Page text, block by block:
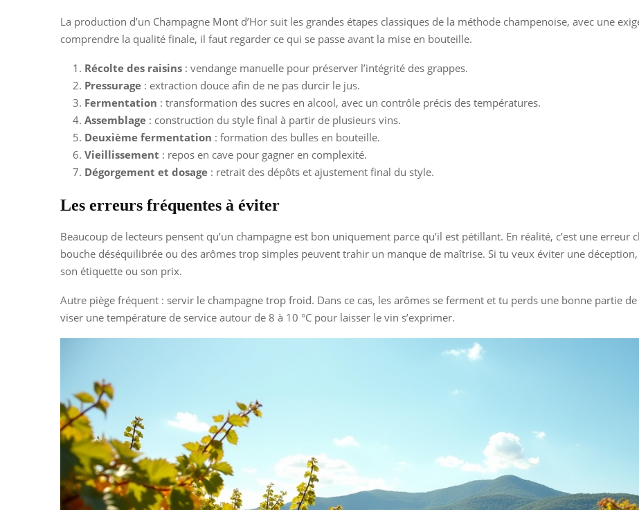
La production d’un Champagne Mont d’Hor suit les grandes étapes classiques de la méthode champenoise, avec une
comprendre la qualité finale, il faut regarder ce qui se passe avant la mise en bouteille.
Récolte des raisins : vendange manuelle pour préserver l’intégrité des grappes.
Pressurage : extraction douce afin de ne pas durcir le jus.
Fermentation : transformation des sucres en alcool, avec un contrôle précis des températures.
Assemblage : construction du style final à partir de plusieurs vins.
Deuxième fermentation : formation des bulles en bouteille.
Vieillissement : repos en cave pour gagner en complexité.
Dégorgement et dosage : retrait des dépôts et ajustement final du style.
Les erreurs fréquentes à éviter
Beaucoup de lecteurs pensent qu’un champagne est bon uniquement parce qu’il est pétillant. En réalité, c’est une erreur
bouche déséquilibrée ou des arômes trop simples peuvent trahir un manque de maîtrise. Si tu veux éviter une
son étiquette ou son prix.
Autre piège fréquent : servir le champagne trop froid. Dans ce cas, les arômes se ferment et tu perds une bonne partie
viser une température de service autour de 8 à 10 °C pour laisser le vin s’exprimer.